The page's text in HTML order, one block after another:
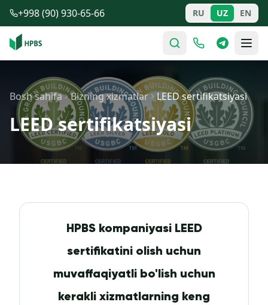
Tarkibga o'tish
+998 (90) 930-65-66 RU UZ EN
Bosh sahifa Bizning xizmatlar LEED sertifikatsiyasi
LEED sertifikatsiyasi
HPBS kompaniyasi LEED
sertifikatini olish uchun
muvaffaqiyatli bo'lish uchun
kerakli xizmatlarning keng